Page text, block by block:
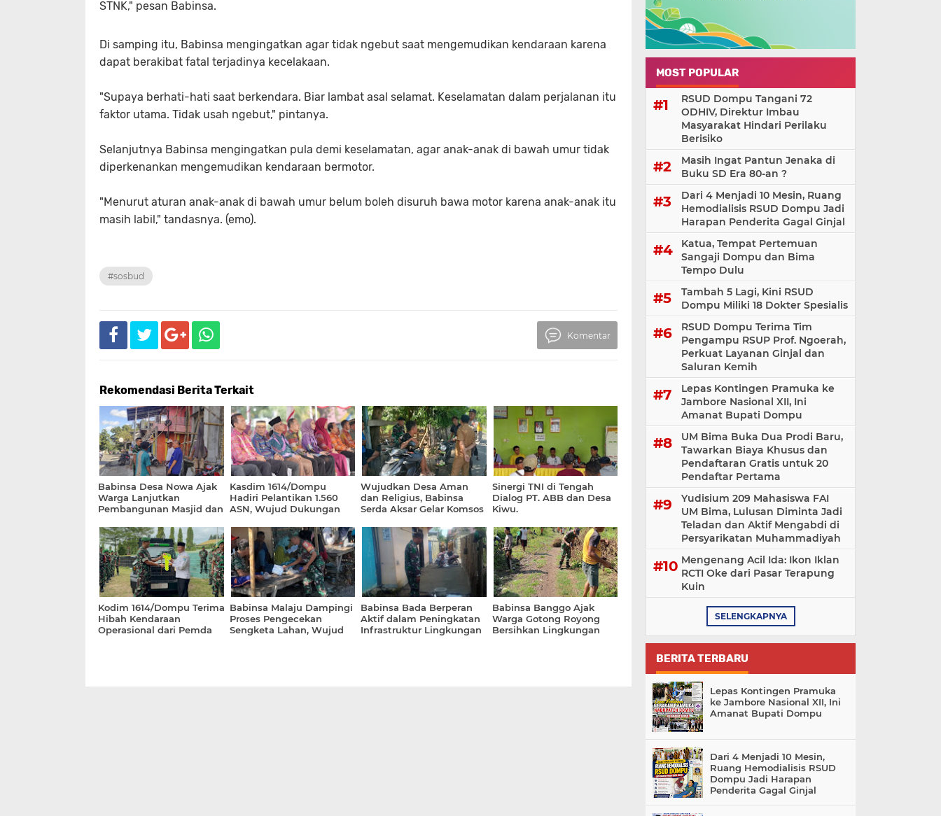
STNK," pesan Babinsa.
Di samping itu, Babinsa mengingatkan agar tidak ngebut saat mengemudikan kendaraan karena
dapat berakibat fatal terjadinya kecelakaan.
"Supaya berhati-hati saat berkendara. Biar lambat asal selamat. Keselamatan dalam perjalanan itu
faktor utama. Tidak usah ngebut," pintanya.
Selanjutnya Babinsa mengingatkan pula demi keselamatan, agar anak-anak di bawah umur tidak
diperkenankan mengemudikan kendaraan bermotor.
"Menurut aturan anak-anak di bawah umur belum boleh disuruh bawa motor karena anak-anak itu
masih labil," tandasnya. (emo).
#sosbud
Komentar
Rekomendasi Berita Terkait
Babinsa Desa Nowa Ajak
Warga Lanjutkan
Pembangunan Masjid dan
Kasdim 1614/Dompu
Hadiri Pelantikan 1.560
ASN, Wujud Dukungan
Wujudkan Desa Aman
dan Religius, Babinsa
Serda Aksar Gelar Komsos
Sinergi TNI di Tengah
Dialog PT. ABB dan Desa
Kiwu.
Kodim 1614/Dompu Terima
Hibah Kendaraan
Operasional dari Pemda
Babinsa Malaju Dampingi
Proses Pengecekan
Sengketa Lahan, Wujud
Babinsa Bada Berperan
Aktif dalam Peningkatan
Infrastruktur Lingkungan
Babinsa Banggo Ajak
Warga Gotong Royong
Bersihkan Lingkungan
MOST POPULAR
RSUD Dompu Tangani 72
ODHIV, Direktur Imbau
Masyarakat Hindari Perilaku
Berisiko
Masih Ingat Pantun Jenaka di
Buku SD Era 80-an ?
Dari 4 Menjadi 10 Mesin, Ruang
Hemodialisis RSUD Dompu Jadi
Harapan Penderita Gagal Ginjal
Katua, Tempat Pertemuan
Sangaji Dompu dan Bima
Tempo Dulu
Tambah 5 Lagi, Kini RSUD
Dompu Miliki 18 Dokter Spesialis
RSUD Dompu Terima Tim
Pengampu RSUP Prof. Ngoerah,
Perkuat Layanan Ginjal dan
Saluran Kemih
Lepas Kontingen Pramuka ke
Jambore Nasional XII, Ini
Amanat Bupati Dompu
UM Bima Buka Dua Prodi Baru,
Tawarkan Biaya Khusus dan
Pendaftaran Gratis untuk 20
Pendaftar Pertama
Yudisium 209 Mahasiswa FAI
UM Bima, Lulusan Diminta Jadi
Teladan dan Aktif Mengabdi di
Persyarikatan Muhammadiyah
Mengenang Acil Ida: Ikon Iklan
RCTI Oke dari Pasar Terapung
Kuin
SELENGKAPNYA
BERITA TERBARU
Lepas Kontingen Pramuka
ke Jambore Nasional XII, Ini
Amanat Bupati Dompu
Dari 4 Menjadi 10 Mesin,
Ruang Hemodialisis RSUD
Dompu Jadi Harapan
Penderita Gagal Ginjal